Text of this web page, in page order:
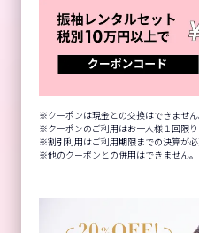
クーポンは現金との交換はできません
クーポンのご利用はお一人様１回限り
割引利用はご利用期限までの決算が必
他のクーポンとの併用はできません。